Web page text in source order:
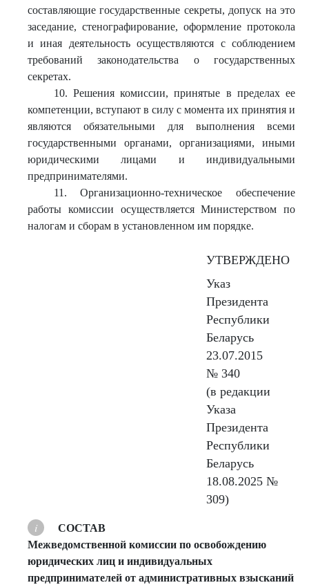
составляющие государственные секреты, допуск на это
заседание, стенографирование, оформление протокола
и иная деятельность осуществляются с соблюдением
требований законодательства о государственных
секретах.
10. Решения комиссии, принятые в пределах ее
компетенции, вступают в силу с момента их принятия и
являются обязательными для выполнения всеми
государственными органами, организациями, иными
юридическими лицами и индивидуальными
предпринимателями.
11. Организационно-техническое обеспечение
работы комиссии осуществляется Министерством по
налогам и сборам в установленном им порядке.
УТВЕРЖДЕНО
Указ
Президента
Республики
Беларусь
23.07.2015
№ 340
(в редакции
Указа
Президента
Республики
Беларусь
18.08.2025 №
309)
СОСТАВ
Межведомственной комиссии по освобождению
юридических лиц и индивидуальных
предпринимателей от административных взысканий